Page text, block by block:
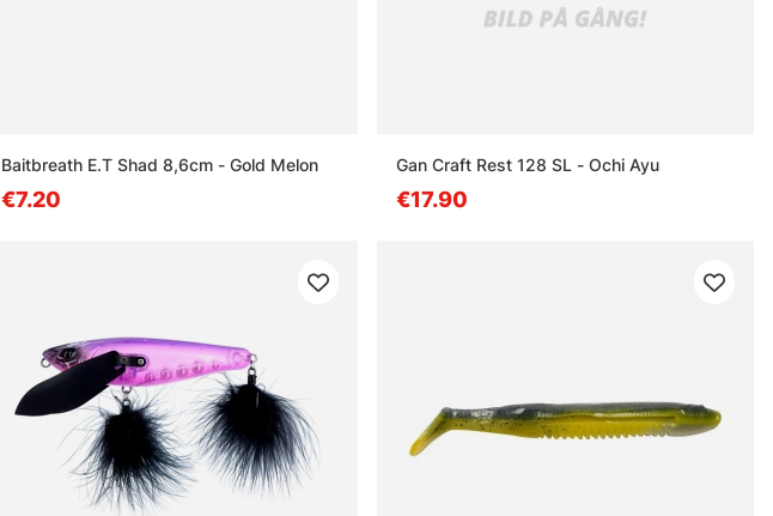
Baitbreath E.T Shad 8,6cm - Gold Melon
€7.20
Gan Craft Rest 128 SL - Ochi Ayu
€17.90